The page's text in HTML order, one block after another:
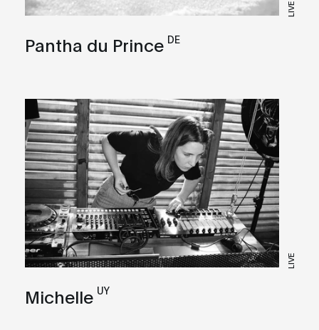
Pantha du Prince DE
LIVE
Michelle UY